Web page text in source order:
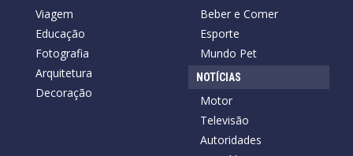
Viagem
Educação
Fotografia
Arquitetura
Decoração
Beber e Comer
Esporte
Mundo Pet
NOTÍCIAS
Motor
Televisão
Autoridades